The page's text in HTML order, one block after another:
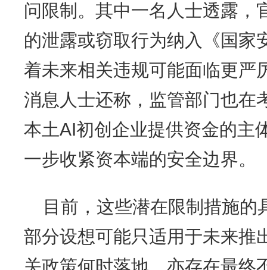
问限制。其中一名人士透露，
的泄露或窃取行为纳入《国家
着未来相关违规可能面临更严
消息人士还称，监管部门也在
本土AI初创企业提供资金的主
一步收紧资本端的安全边界。
目前，这些潜在限制措施的
部分设想可能只适用于未来推